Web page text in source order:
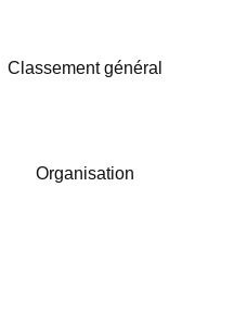
Classement général
Organisation